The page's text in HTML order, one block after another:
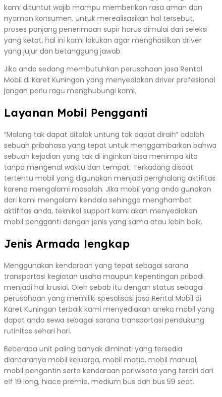
kami dituntut wajib mampu memberikan rasa aman dan
nyaman konsumen. untuk merealisasikan hal tersebut,
proses panjang penerimaan supir harus dimulai dari seleksi
yang ketat, hal ini kami lakukan agar menghasilkan driver
yang jujur dan betanggung jawab.
Jika anda sedang membutuhkan perusahaan jasa Rental
Mobil di Karet Kuningan yang menyediakan driver profesional
jangan perlu ragu menghubungi kami.
Layanan Mobil Pengganti
“Malang tak dapat ditolak untung tak dapat diraih” adalah
sebuah pribahasa yang tepat untuk menggambarkan bahwa
sebuah kejadian yang tak di inginkan bisa menimpa kita
tanpa mengenal waktu dan tempat. Terkadang disaat
tertentu mobil yang digunakan menjadi penghalang aktifitas
karena mengalami masalah. Jika mobil yang anda gunakan
dari kami mengalami kendala sehingga menghambat
aktifitas anda, teknikal support kami akan menyediakan
mobil pengganti dengan jenis yang sama atau lebih baik.
Jenis Armada lengkap
Menggunakan kendaraan yang tepat sebagai sarana
transportasi kegiatan usaha maupun kepentingan pribadi
menjadi hal krusial. Oleh sebab itu dengan status sebagai
perusahaan yang memiliki spesalisasi jasa Rental Mobil di
Karet Kuningan terbaik kami menyediakan aneka mobil yang
dapat anda sewa sebagai sarana transportasi pendukung
rutinitas sehari hari.
Beberapa unit paling banyak diminati yang tersedia
diantaranya mobil keluarga, mobil matic, mobil manual,
mobil pengantin serta kendaraan pariwisata yang terdiri dari
elf 19 long, hiace premio, medium bus dan bus 59 seat.